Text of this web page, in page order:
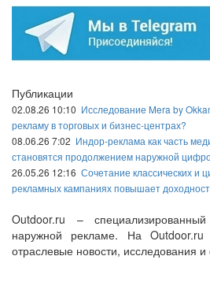
Публикации
02.08.26 10:10 Исследование Mera by
рекламу в торговых и бизнес-центрах?
08.06.26 7:02 Индор-реклама как часть
становятся продолжением наружной
26.05.26 12:16 Сочетание классических и
рекламных кампаниях повышает
Outdoor.ru –
наружной рекламе. На Outdoor.ru
отраслевые новости, исследования